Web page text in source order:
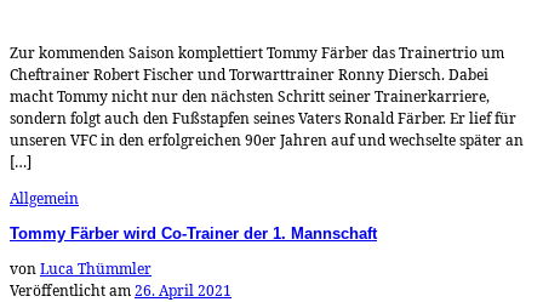
Zur kommenden Saison komplettiert Tommy Färber das Trainertrio um
Cheftrainer Robert Fischer und Torwarttrainer Ronny Diersch. Dabei
macht Tommy nicht nur den nächsten Schritt seiner Trainerkarriere,
sondern folgt auch den Fußstapfen seines Vaters Ronald Färber. Er lief für
unseren VFC in den erfolgreichen 90er Jahren auf und wechselte später an
[…]
Allgemein
Tommy Färber wird Co-Trainer der 1. Mannschaft
vonLuca Thümmler
Veröffentlicht am26. April 2021